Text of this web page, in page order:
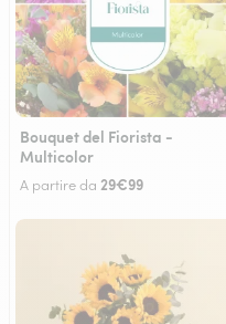
Bouquet del Fiorista -
Multicolor
A partire da 29€99